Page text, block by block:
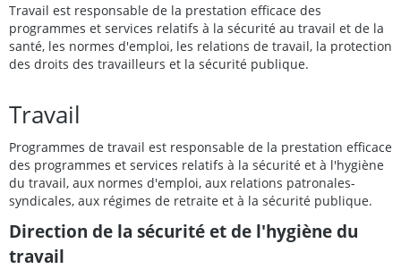
Travail est responsable de la prestation efficace des
programmes et services relatifs à la sécurité au travail et de la
santé, les normes d'emploi, les relations de travail, la protection
des droits des travailleurs et la sécurité publique.
Travail
Programmes de travail est responsable de la prestation efficace
des programmes et services relatifs à la sécurité et à l'hygiène
du travail, aux normes d'emploi, aux relations patronales-
syndicales, aux régimes de retraite et à la sécurité publique.
Direction de la sécurité et de l'hygiène du
travail